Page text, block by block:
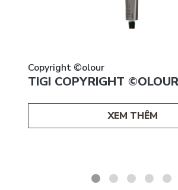
Copyright ©olour
TIGI COPYRIGHT
XEM THÊM